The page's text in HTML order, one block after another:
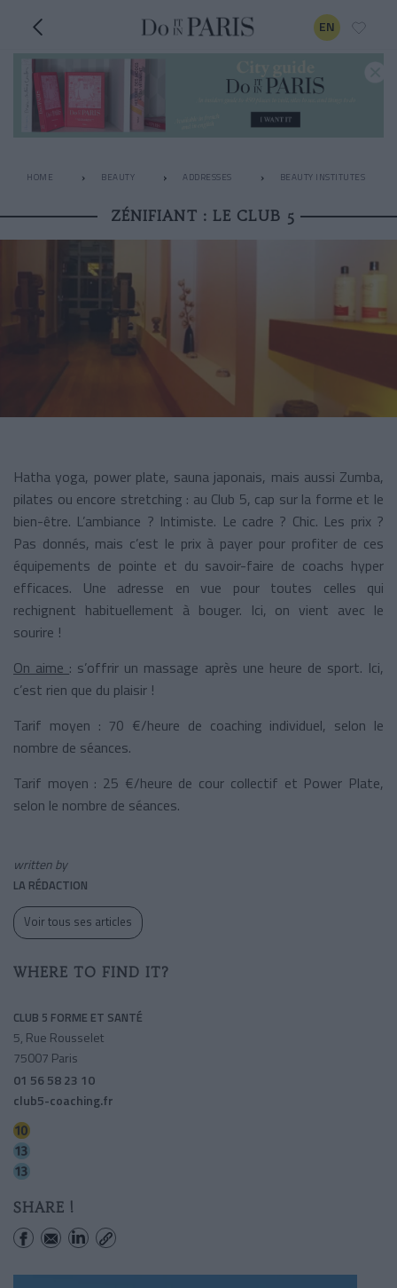
EN
HOME BEAUTY ADDRESSES BEAUTY INSTITUTES
ZÉNIFIANT : LE CLUB 5
Hatha yoga, power plate, sauna japonais, mais aussi Zumba,
pilates ou encore stretching : au Club 5, cap sur la forme et le
bien-être. L’ambiance ? Intimiste. Le cadre ? Chic. Les prix ?
Pas donnés, mais c’est le prix à payer pour profiter de ces
équipements de pointe et du savoir-faire de coachs hyper
efficaces. Une adresse en vue pour toutes celles qui
rechignent habituellement à bouger. Ici, on vient avec le
sourire !
On aime : s’offrir un massage après une heure de sport. Ici,
c’est rien que du plaisir !
Tarif moyen : 70 €/heure de coaching individuel, selon le
nombre de séances.
Tarif moyen : 25 €/heure de cour collectif et Power Plate,
selon le nombre de séances.
written by
LA RÉDACTION
Voir tous ses articles
WHERE TO FIND IT?
CLUB 5 FORME ET SANTÉ
5, Rue Rousselet
75007 Paris
01 56 58 23 10
club5-coaching.fr
SHARE !